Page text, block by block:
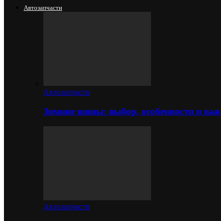
Автозапчасти
Автозапчасти
Зимние шины: выбор, особенности и
Автозапчасти